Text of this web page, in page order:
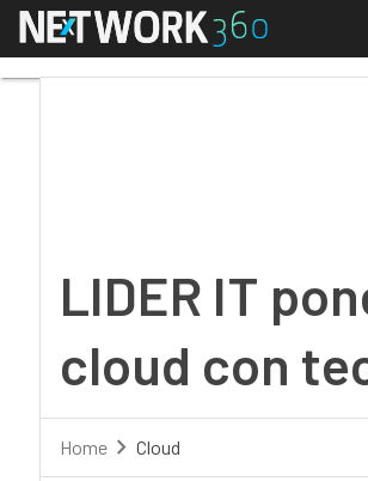
Menú
LIDER IT
cloud con
Home Cloud